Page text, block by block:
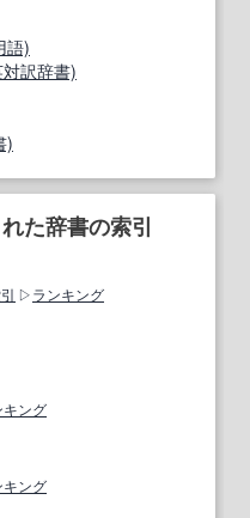
語)
訳辞書)
)
た辞書の索引
ランキング
キング
キング